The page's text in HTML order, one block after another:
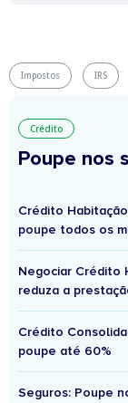
Impostos IRS
Crédito
Poupe nos
Crédito
poupe todos os
Negociar Crédito
reduza a
Crédito
poupe até 60%
Seguros: Poupe